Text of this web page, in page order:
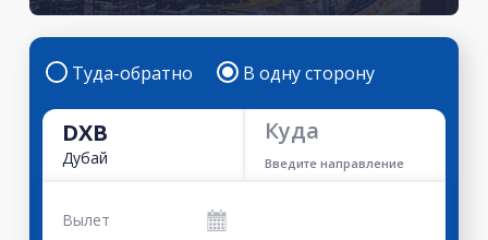
Туда-обратно В одну сторону
DXB
Дубай
Куда
Введите направление
Вылет